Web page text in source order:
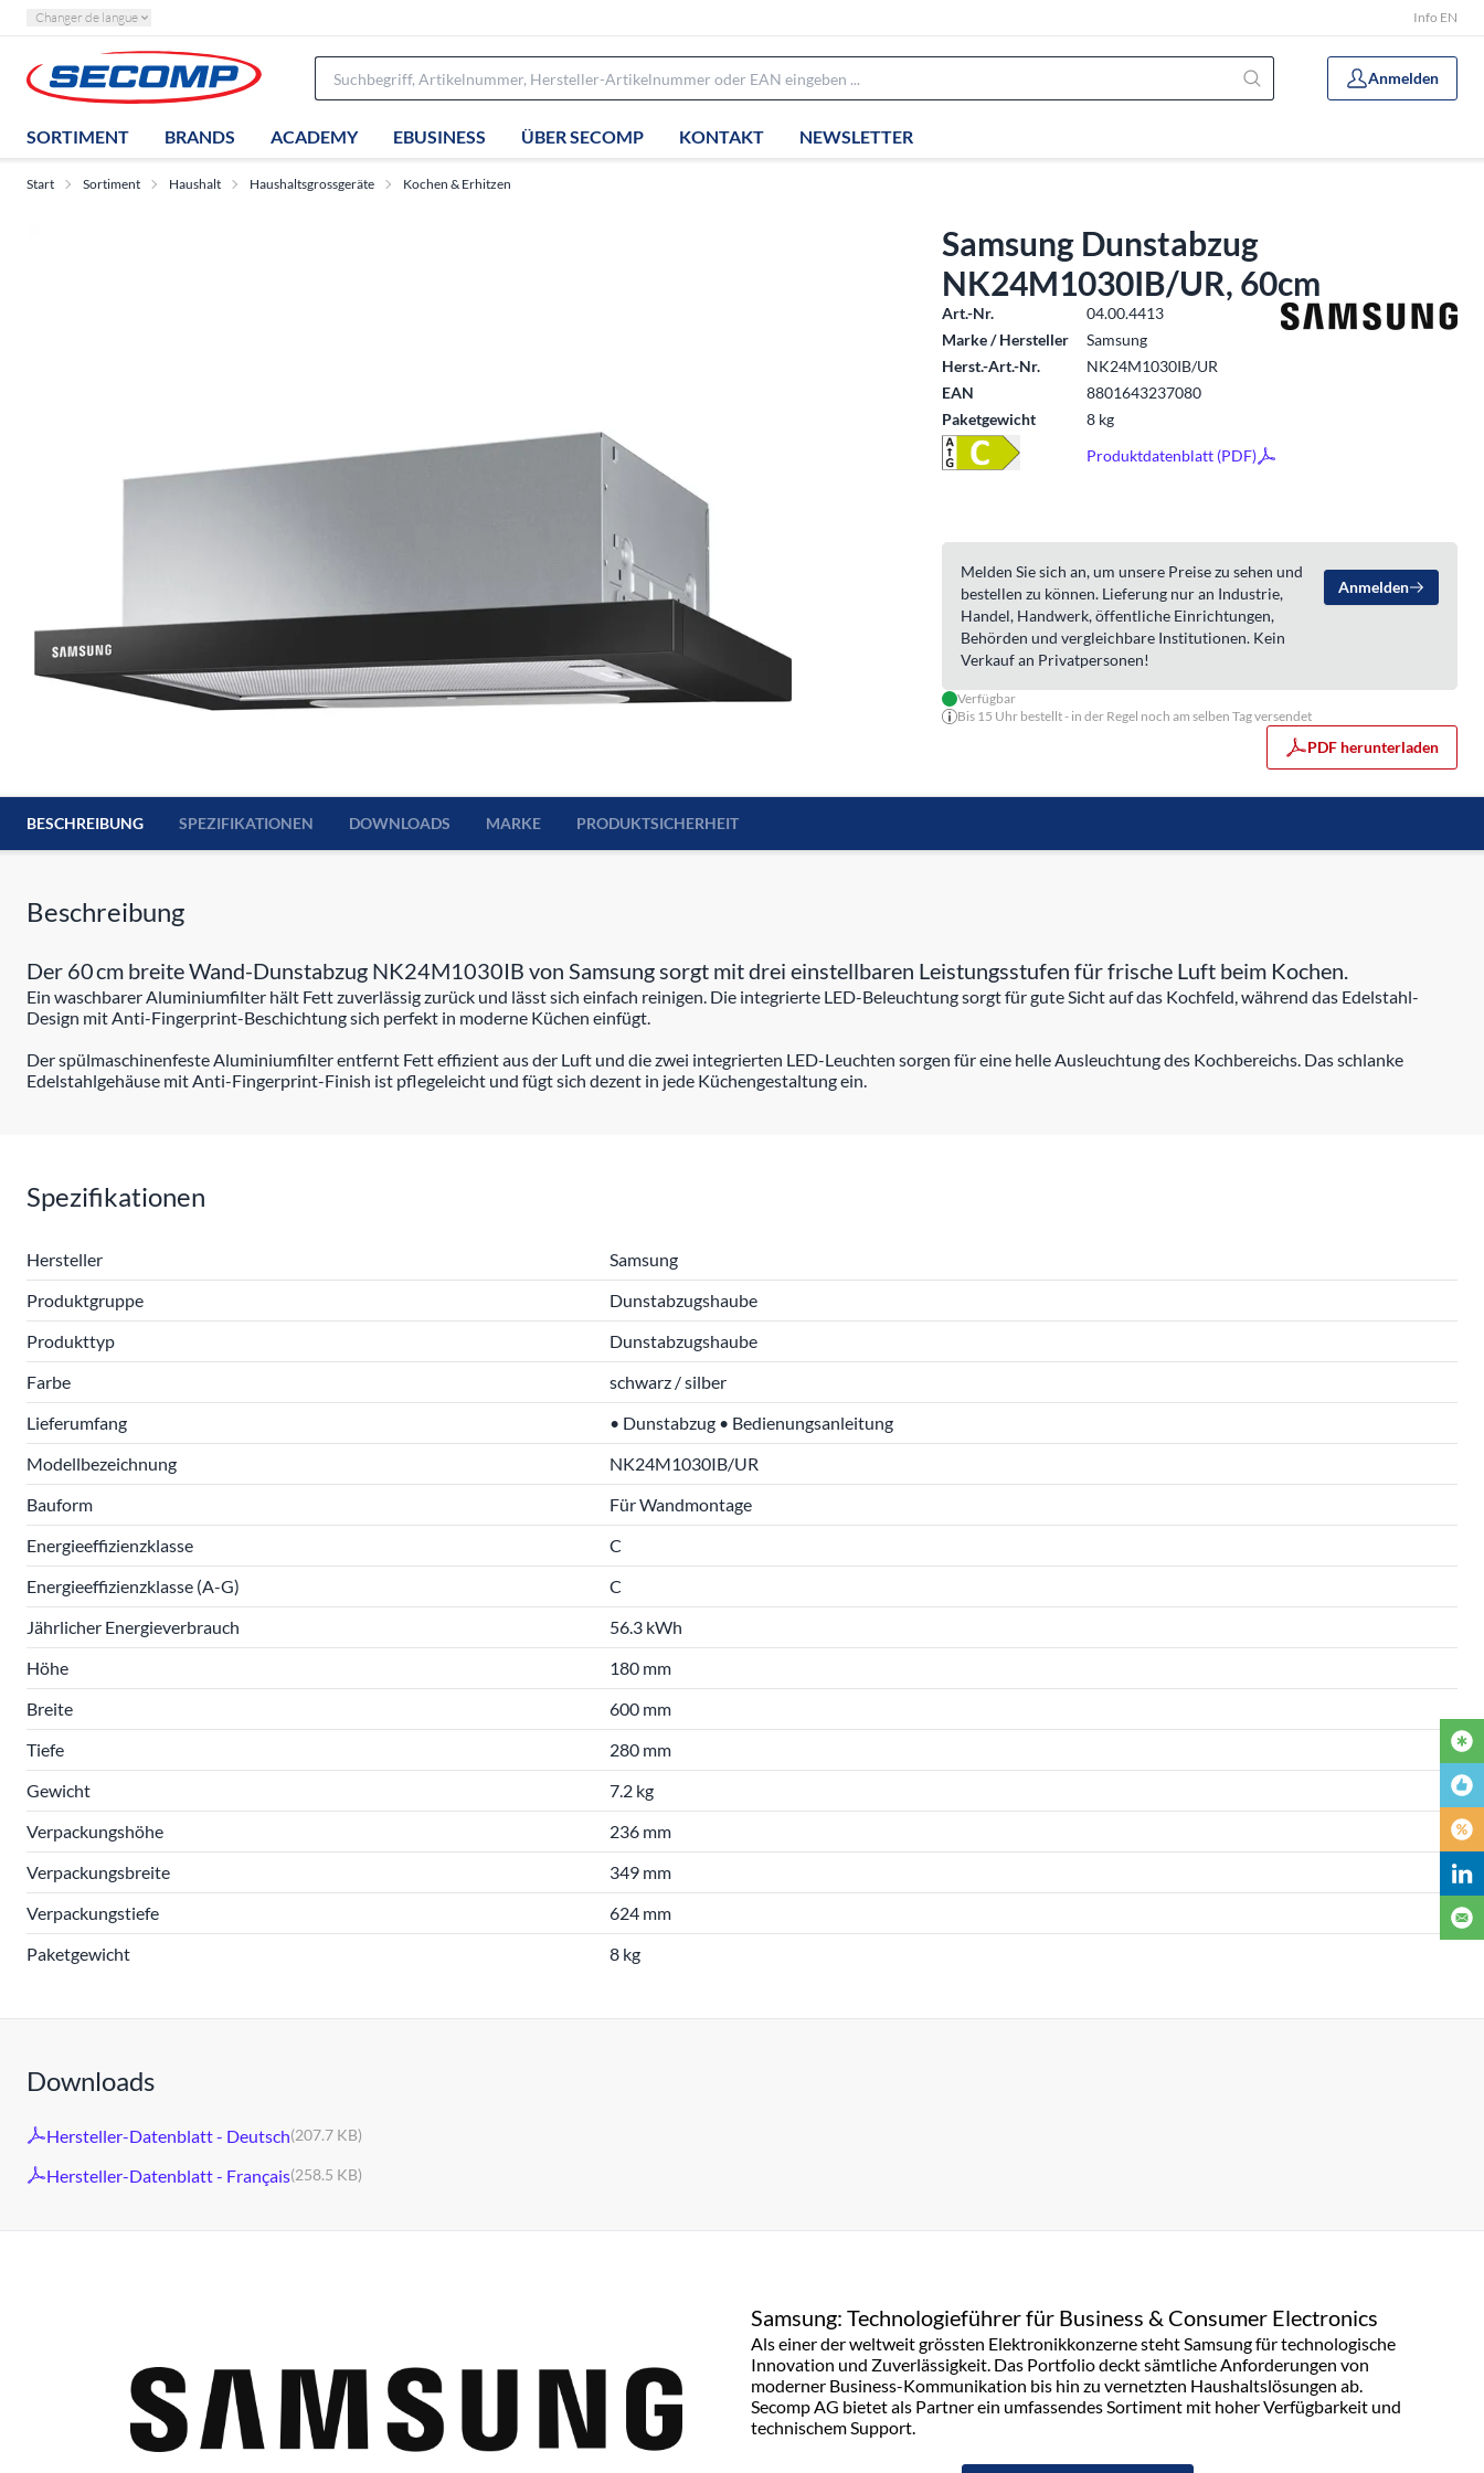
Changer de langue Info EN
Anmelden
SORTIMENT BRANDS ACADEMY EBUSINESS ÜBER SECOMP KONTAKT NEWSLETTER
Start Sortiment Haushalt Haushaltsgrossgeräte Kochen & Erhitzen
Samsung Dunstabzug
NK24M1030IB/UR, 60cm
Art.-Nr.
04.00.4413
Marke / Hersteller
Samsung
Herst.-Art.-Nr.
NK24M1030IB/UR
EAN
8801643237080
Paketgewicht
8 kg
Produktdatenblatt (PDF)
Melden Sie sich an, um unsere Preise zu sehen und
bestellen zu können. Lieferung nur an Industrie,
Handel, Handwerk, öffentliche Einrichtungen,
Behörden und vergleichbare Institutionen. Kein
Verkauf an Privatpersonen!
Anmelden
Verfügbar
Bis 15 Uhr bestellt - in der Regel noch am selben Tag versendet
PDF herunterladen
BESCHREIBUNG SPEZIFIKATIONEN DOWNLOADS MARKE PRODUKTSICHERHEIT
Beschreibung
Der 60 cm breite Wand-Dunstabzug NK24M1030IB von Samsung sorgt mit drei einstellbaren Leistungsstufen für frische Luft beim Kochen.
Ein waschbarer Aluminiumfilter hält Fett zuverlässig zurück und lässt sich einfach reinigen. Die integrierte LED-Beleuchtung sorgt für gute Sicht auf das Kochfeld, während das Edelstahl-
Design mit Anti-Fingerprint-Beschichtung sich perfekt in moderne Küchen einfügt.
Der spülmaschinenfeste Aluminiumfilter entfernt Fett effizient aus der Luft und die zwei integrierten LED-Leuchten sorgen für eine helle Ausleuchtung des Kochbereichs. Das schlanke
Edelstahlgehäuse mit Anti-Fingerprint-Finish ist pflegeleicht und fügt sich dezent in jede Küchengestaltung ein.
Spezifikationen
Hersteller
Samsung
Produktgruppe
Dunstabzugshaube
Produkttyp
Dunstabzugshaube
Farbe
schwarz / silber
Lieferumfang
• Dunstabzug • Bedienungsanleitung
Modellbezeichnung
NK24M1030IB/UR
Bauform
Für Wandmontage
Energieeffizienzklasse
C
Energieeffizienzklasse (A-G)
C
Jährlicher Energieverbrauch
56.3 kWh
Höhe
180 mm
Breite
600 mm
Tiefe
280 mm
Gewicht
7.2 kg
Verpackungshöhe
236 mm
Verpackungsbreite
349 mm
Verpackungstiefe
624 mm
Paketgewicht
8 kg
Downloads
Hersteller-Datenblatt - Deutsch(207.7 KB)
Hersteller-Datenblatt - Français(258.5 KB)
Samsung: Technologieführer für Business & Consumer Electronics
Als einer der weltweit grössten Elektronikkonzerne steht Samsung für technologische
Innovation und Zuverlässigkeit. Das Portfolio deckt sämtliche Anforderungen von
moderner Business-Kommunikation bis hin zu vernetzten Haushaltslösungen ab.
Secomp AG bietet als Partner ein umfassendes Sortiment mit hoher Verfügbarkeit und
technischem Support.